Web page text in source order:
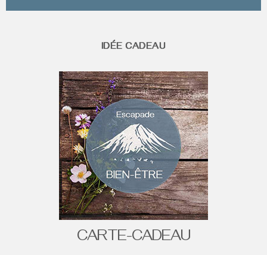
IDÉE CADEAU
CARTE-CADEAU